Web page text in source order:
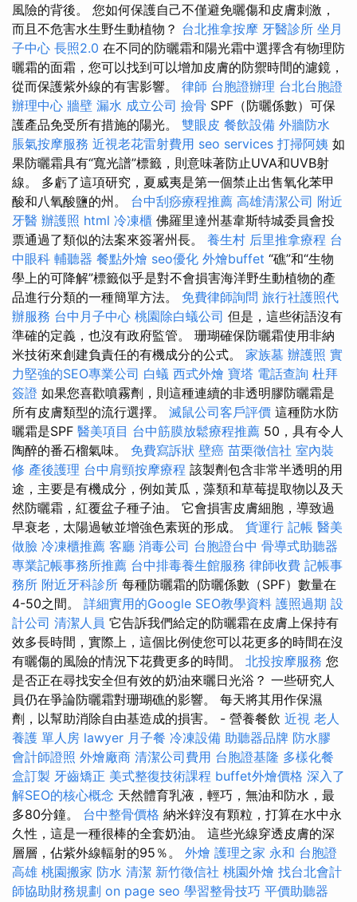
風險的背後。 您如何保護自己不僅避免曬傷和皮膚刺激，
而且不危害水生野生動植物？ 台北推拿按摩 牙醫診所 坐月
子中心 長照2.0 在不同的防曬霜和陽光霜中選擇含有物理防
曬霜的面霜，您可以找到可以增加皮膚的防禦時間的濾鏡，
從而保護紫外線的有害影響。 律師 台胞證辦理 台北台胞證
辦理中心 牆壁 漏水 成立公司 撿骨 SPF（防曬係數）可保
護產品免受所有措施的陽光。 雙眼皮 餐飲設備 外牆防水
脹氣按摩服務 近視老花雷射費用 seo services 打掃阿姨 如
果防曬霜具有“寬光譜”標籤，則意味著防止UVA和UVB射
線。 多虧了這項研究，夏威夷是第一個禁止出售氧化苯甲
酸和八氧酸鹽的州。 台中刮痧療程推薦 高雄清潔公司 附近
牙醫 辦護照 html 冷凍櫃 佛羅里達州基韋斯特城委員會投
票通過了類似的法案來簽署州長。 養生村 后里推拿療程 台
中眼科 輔聽器 餐點外燴 seo優化 外燴buffet “礁”和“生物
學上的可降解”標籤似乎是對不會損害海洋野生動植物的產
品進行分類的一種簡單方法。 免費律師詢問 旅行社護照代
辦服務 台中月子中心 桃園除白蟻公司 但是，這些術語沒有
準確的定義，也沒有政府監管。 珊瑚確保防曬霜使用非納
米技術來創建負責任的有機成分的公式。 家族墓 辦護照 實
力堅強的SEO專業公司 白蟻 西式外燴 寶塔 電話查詢 杜拜
簽證 如果您喜歡噴霧劑，則這種連續的非透明膠防曬霜是
所有皮膚類型的流行選擇。 滅鼠公司客戶評價 這種防水防
曬霜是SPF 醫美項目 台中筋膜放鬆療程推薦 50，具有令人
陶醉的番石榴氣味。 免費寫訴狀 壁癌 苗栗徵信社 室內裝
修 產後護理 台中肩頸按摩療程 該製劑包含非常半透明的用
途，主要是有機成分，例如黃瓜，藻類和草莓提取物以及天
然防曬霜，紅覆盆子種子油。 它會損害皮膚細胞，導致過
早衰老，太陽過敏並增強色素斑的形成。 貨運行 記帳 醫美
做臉 冷凍櫃推薦 客廳 消毒公司 台胞證台中 骨導式助聽器
專業記帳事務所推薦 台中排毒養生館服務 律師收費 記帳事
務所 附近牙科診所 每種防曬霜的防曬係數（SPF）數量在
4-50之間。 詳細實用的Google SEO教學資料 護照過期 設
計公司 清潔人員 它告訴我們給定的防曬霜在皮膚上保持有
效多長時間，實際上，這個比例使您可以花更多的時間在沒
有曬傷的風險的情況下花費更多的時間。 北投按摩服務 您
是否正在尋找安全但有效的奶油來曬日光浴？ 一些研究人
員仍在爭論防曬霜對珊瑚礁的影響。 每天將其用作保濕
劑，以幫助消除自由基造成的損害。 - 營養餐飲 近視 老人
養護 單人房 lawyer 月子餐 冷凍設備 助聽器品牌 防水膠
會計師證照 外燴廠商 清潔公司費用 台胞證基隆 多樣化餐
盒訂製 牙齒矯正 美式整復技術課程 buffet外燴價格 深入了
解SEO的核心概念 天然體育乳液，輕巧，無油和防水，最
多80分鐘。 台中整骨價格 納米鋅沒有顆粒，打算在水中永
久性，這是一種很棒的全套奶油。 這些光線穿透皮膚的深
層層，佔紫外線輻射的95％。 外燴 護理之家 永和 台胞證
高雄 桃園搬家 防水 清潔 新竹徵信社 桃園外燴 找台北會計
師協助財務規劃 on page seo 學習整骨技巧 平價助聽器